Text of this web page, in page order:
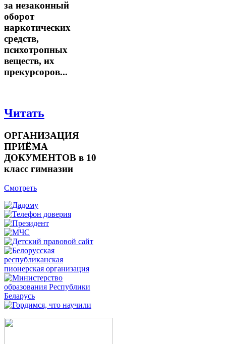
за незаконный
оборот
наркотических
средств,
психотропных
веществ, их
прекурсоров...
Читать
ОРГАНИЗАЦИЯ
ПРИЁМА
ДОКУМЕНТОВ в 10
класс гимназии
Смотреть